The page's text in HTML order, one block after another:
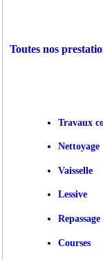
Toutes nos
Travaux
Nettoyage
Vaisselle
Lessive
Repassage
Courses